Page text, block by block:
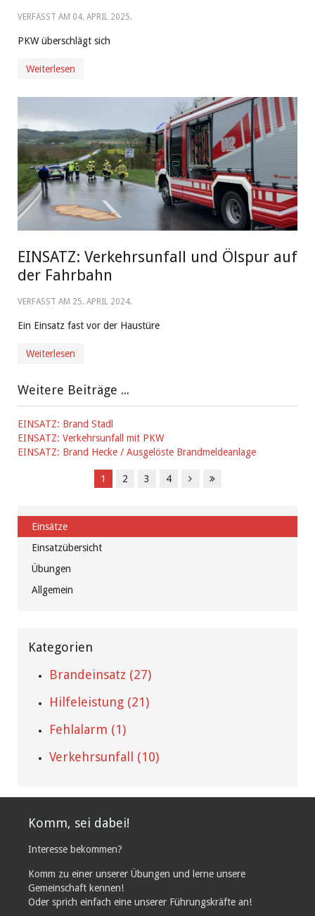
VERFASST AM 04. APRIL 2025.
PKW überschlägt sich
Weiterlesen
EINSATZ: Verkehrsunfall und Ölspur auf
der Fahrbahn
VERFASST AM 25. APRIL 2024.
Ein Einsatz fast vor der Haustüre
Weiterlesen
Weitere Beiträge ...
EINSATZ: Brand Stadl
EINSATZ: Verkehrsunfall mit PKW
EINSATZ: Brand Hecke / Ausgelöste Brandmeldeanlage
1 2 3 4
Einsätze
Einsatzübersicht
Übungen
Allgemein
Kategorien
Brandeinsatz (27)
Hilfeleistung (21)
Fehlalarm (1)
Verkehrsunfall (10)
Komm, sei dabei!
Interesse bekommen?
Komm zu einer unserer Übungen und lerne unsere
Gemeinschaft kennen!
Oder sprich einfach eine unserer Führungskräfte an!